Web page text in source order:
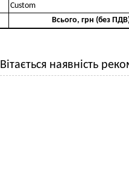
Custom
Всього, грн (без
Вітається наявність